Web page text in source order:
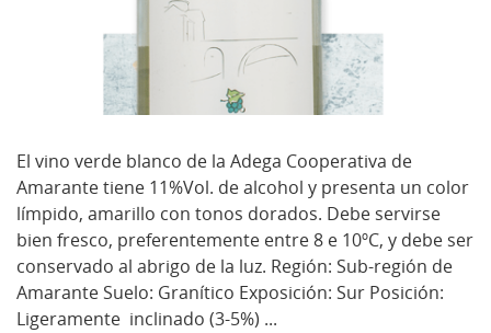
El vino verde blanco de la Adega Cooperativa de
Amarante tiene 11%Vol. de alcohol y presenta un color
límpido, amarillo con tonos dorados. Debe servirse
bien fresco, preferentemente entre 8 e 10ºC, y debe ser
conservado al abrigo de la luz. Región: Sub-región de
Amarante Suelo: Granítico Exposición: Sur Posición:
Ligeramente inclinado (3-5%) ...